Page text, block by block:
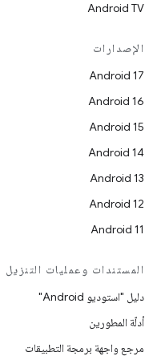
Android TV
الإصدارات
Android 17
Android 16
Android 15
Android 14
Android 13
Android 12
Android 11
المستندات وعمليات التنزيل
دليل "استوديو Android"
أدلّة المطورين
مرجع واجهة برمجة التطبيقات